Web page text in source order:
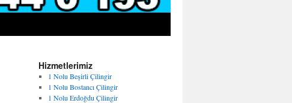
Hizmetlerimiz
1 Nolu Beşirli Çilingir
1 Nolu Bostancı Çilingir
1 Nolu Erdoğdu Çilingir